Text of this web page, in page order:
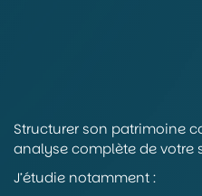
Structurer son patrimoine
analyse complète de votre
J’étudie notamment :